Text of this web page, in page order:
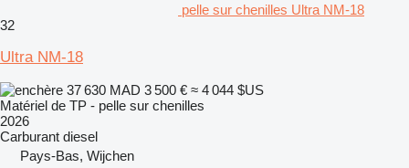
pelle sur chenilles Ultra NM-18
32
Ultra NM-18
37 630 MAD 3 500 € ≈ 4 044 $US
Matériel de TP - pelle sur chenilles
2026
Carburant diesel
Pays-Bas, Wijchen